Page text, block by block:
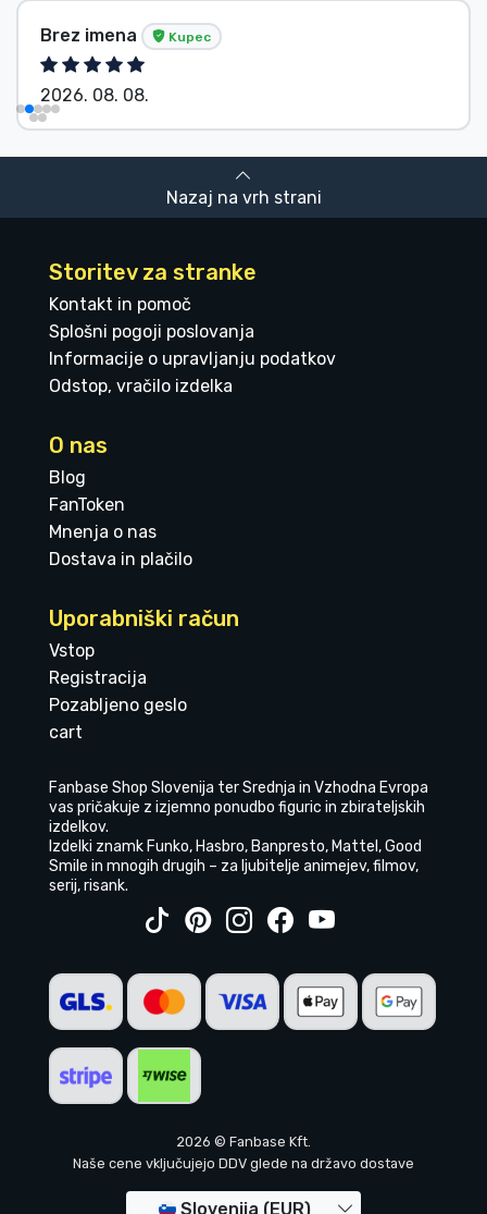
Brez imena Kupec
2026. 08. 08.
Nazaj na vrh strani
Storitev za stranke
Kontakt in pomoč
Splošni pogoji poslovanja
Informacije o upravljanju podatkov
Odstop, vračilo izdelka
O nas
Blog
FanToken
Mnenja o nas
Dostava in plačilo
Uporabniški račun
Vstop
Registracija
Pozabljeno geslo
cart
Fanbase Shop Slovenija ter Srednja in Vzhodna Evropa
vas pričakuje z izjemno ponudbo figuric in zbirateljskih
izdelkov.
Izdelki znamk Funko, Hasbro, Banpresto, Mattel, Good
Smile in mnogih drugih – za ljubitelje animejev, filmov,
serij, risank.
2026 © Fanbase Kft.
Naše cene vključujejo DDV glede na državo dostave
Slovenija (EUR)